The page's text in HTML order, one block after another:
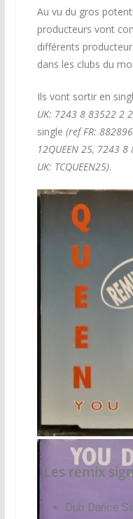
Au vu du gros
producteurs vont
différents
dans les clubs du
Ils vont sortir en
UK: 7243 8 83522 2
single (ref FR:
12QUEEN 25, 7243
UK: TCQUEEN25).
CD Maxi 45 France
Les remix
Dub Dance